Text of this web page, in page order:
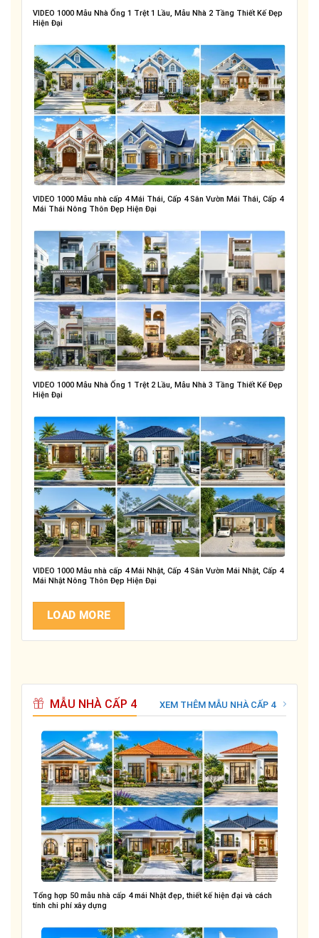
VIDEO 1000 Mẫu Nhà Ống 1 Trệt 1 Lầu, Mẫu Nhà 2 Tầng Thiết Kế Đẹp
Hiện Đại
VIDEO 1000 Mẫu nhà cấp 4 Mái Thái, Cấp 4 Sân Vườn Mái Thái, Cấp 4
Mái Thái Nông Thôn Đẹp Hiện Đại
VIDEO 1000 Mẫu Nhà Ống 1 Trệt 2 Lầu, Mẫu Nhà 3 Tầng Thiết Kế Đẹp
Hiện Đại
VIDEO 1000 Mẫu nhà cấp 4 Mái Nhật, Cấp 4 Sân Vườn Mái Nhật, Cấp 4
Mái Nhật Nông Thôn Đẹp Hiện Đại
LOAD MORE
MẪU NHÀ CẤP 4 XEM THÊM MẪU NHÀ CẤP 4
Tổng hợp 50 mẫu nhà cấp 4 mái Nhật đẹp, thiết kế hiện đại và cách
tính chi phí xây dựng